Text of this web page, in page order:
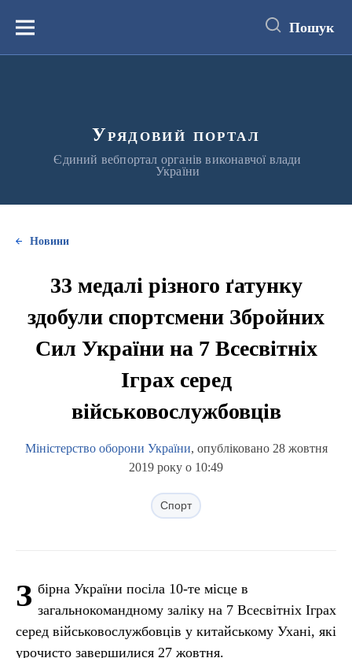
вмістуМеню Пошук
Урядовий портал
Єдиний вебпортал органів виконавчої влади
України
Новини
33 медалі різного ґатунку
здобули спортсмени Збройних
Сил України на 7 Всесвітніх
Іграх серед
військовослужбовців
Міністерство оборони України, опубліковано 28 жовтня
2019 року о 10:49
Спорт
З бірна України посіла 10-те місце в
загальнокомандному заліку на 7 Всесвітніх Іграх
серед військовослужбовців у китайському Ухані, які
урочисто завершилися 27 жовтня.